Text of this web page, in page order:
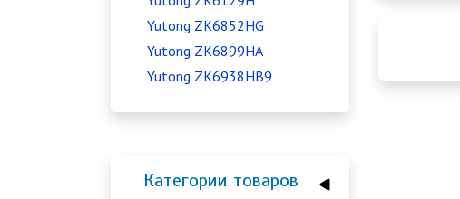
Yutong ZK6852HG
Yutong ZK6899HA
Yutong ZK6938HB9
Категории товаров